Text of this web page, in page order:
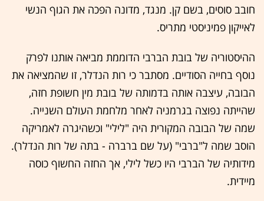
חובב סוסים, בשם קן. מנגד, מדונה הפכה את הגוף הנשי
לאייקון פמיניסטי מתריס.
ההיסטוריה של בובת הברבי הדוממת מביאה אותנו לפרק
נוסף בחייה הסודיים. מסתבר כי רות הנדלר, זו שהמציאה את
הבובה, עיצבה אותה בדמותה של בובת מין חשופת חזה,
שהייתה נפוצה בגרמניה לאחר מלחמת העולם השנייה.
שמה של הבובה המקורית היה "לילי" וכשהיגרה לאמריקה
הוסב שמה ל"ברבי" (על שם ברברה - בתה של רות הנדלר).
מידותיה של הברבי היו כשל לילי, אך החזה החשוף כוסה
מיידית.